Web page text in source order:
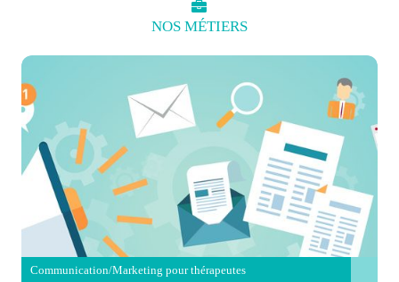
NOS MÉTIERS
Communication/Marketing pour thérapeutes